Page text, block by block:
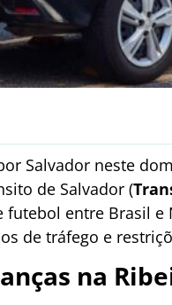
Salvador neste
de Salvador (
futebol entre Brasil
de tráfego e
na